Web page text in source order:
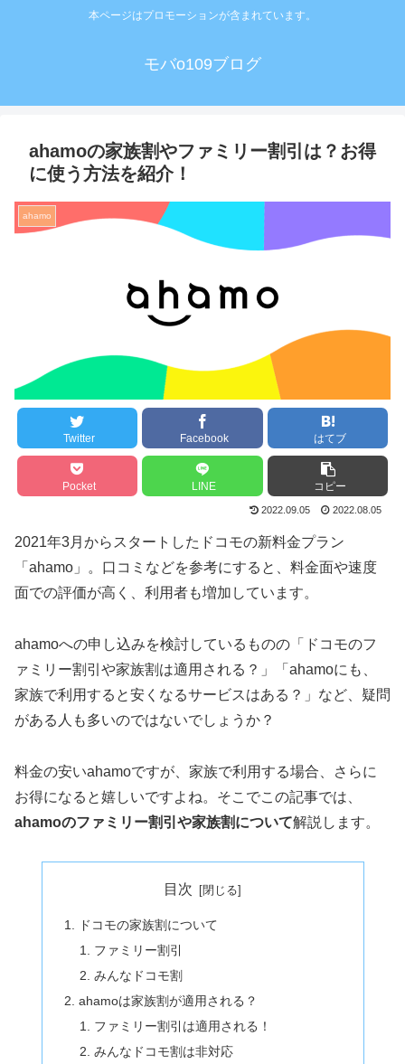
本ページはプロモーションが含まれています。
モバo109ブログ
ahamoの家族割やファミリー割引は？お得
に使う方法を紹介！
ahamo
Twitter Facebook はてブ
Pocket LINE コピー
2022.09.05 2022.08.05
2021年3月からスタートしたドコモの新料金プラン
「ahamo」。口コミなどを参考にすると、料金面や速度
面での評価が高く、利用者も増加しています。
ahamoへの申し込みを検討しているものの「ドコモのフ
ァミリー割引や家族割は適用される？」「ahamoにも、
家族で利用すると安くなるサービスはある？」など、疑問
がある人も多いのではないでしょうか？
料金の安いahamoですが、家族で利用する場合、さらに
お得になると嬉しいですよね。そこでこの記事では、
ahamoのファミリー割引や家族割について解説します。
目次
ドコモの家族割について
ファミリー割引
みんなドコモ割
ahamoは家族割が適用される？
ファミリー割引は適用される！
みんなドコモ割は非対応